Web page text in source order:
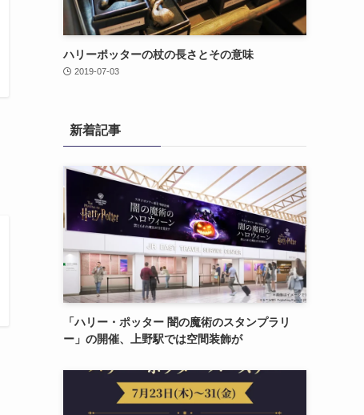
ハリーポッターの杖の長さとその意味
2019-07-03
新着記事
「ハリー・ポッター 闇の魔術のスタンプラリ
ー」の開催、上野駅では空間装飾が